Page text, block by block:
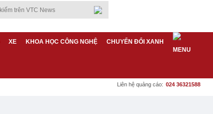
XE KHOA HỌC CÔNG NGHỆ CHUYỂN ĐỔI XANH
Liên hệ quảng cáo: 024 36321588